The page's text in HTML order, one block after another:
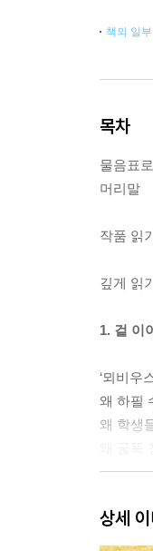
책의 일
목차
물음표
머리말
작품 읽
깊게 읽
1. 겉 이
‘뫼비우
왜 하필
왜 학생
입주권
상세